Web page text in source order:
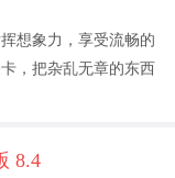
想象力，享受流畅的
，把杂乱无章的东西
8.4